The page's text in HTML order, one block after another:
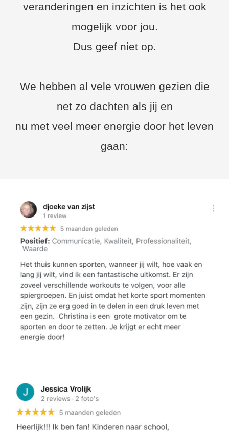
veranderingen en inzichten is het ook
mogelijk voor jou.
Dus geef niet op.
We hebben al vele vrouwen gezien die
net zo dachten als jij en
nu met veel meer energie door het leven
gaan: